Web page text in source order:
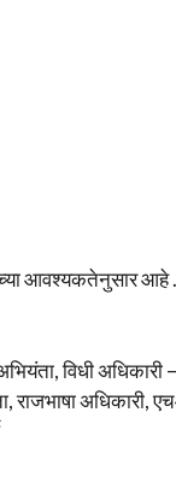
आवश्यकतेनुसार आहे
विधी अधिकारी
राजभाषा अधिकारी,